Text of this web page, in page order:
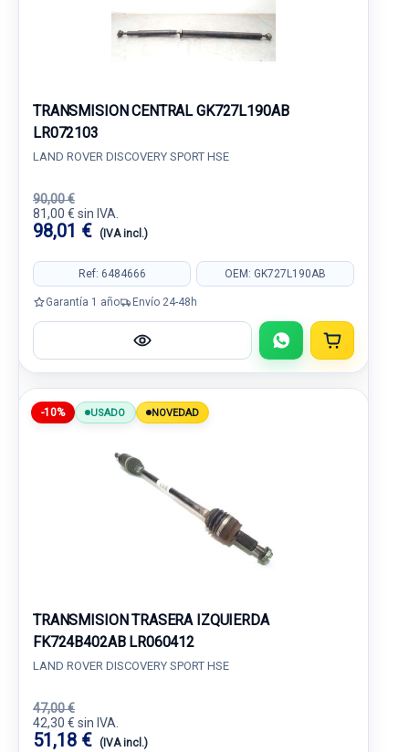
TRANSMISION CENTRAL GK727L190AB
LR072103
LAND ROVER DISCOVERY SPORT HSE
90,00 €
81,00 € sin IVA.
98,01 € (IVA incl.)
Ref: 6484666 OEM: GK727L190AB
Garantía 1 año Envío 24-48h
-10% USADO NOVEDAD
TRANSMISION TRASERA IZQUIERDA
FK724B402AB LR060412
LAND ROVER DISCOVERY SPORT HSE
47,00 €
42,30 € sin IVA.
51,18 € (IVA incl.)